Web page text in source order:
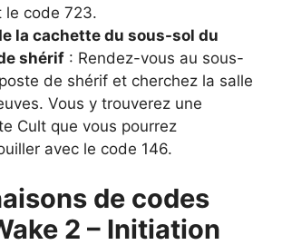
le code 723.
la cachette du sous-sol du
shérif : Rendez-vous au sous-
de shérif et cherchez la salle
Vous y trouverez une
Cult que vous pourrez
avec le code 146.
de codes
2 – Initiation